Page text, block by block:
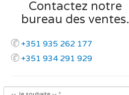
Contactez notre
bureau des ventes.
+351 935 262 177
+351 934 291 929